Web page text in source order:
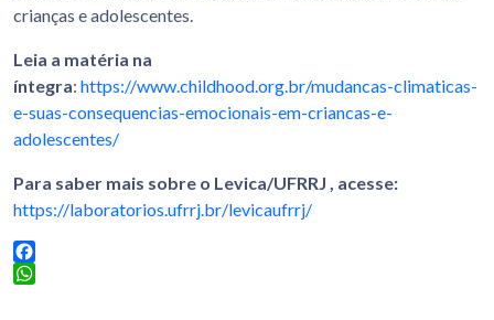
crianças e adolescentes.
Leia a matéria na
íntegra: https://www.childhood.org.br/mudancas-climaticas-
e-suas-consequencias-emocionais-em-criancas-e-
adolescentes/
Para saber mais sobre o Levica/UFRRJ , acesse:
https://laboratorios.ufrrj.br/levicaufrrj/
Facebook